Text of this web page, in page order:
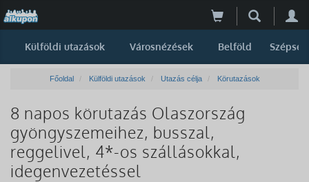
Külföldi utazások Városnézések Belföld Szépség
Főoldal Külföldi utazások Utazás célja Körutazások
8 napos körutazás Olaszország
gyöngyszemeihez, busszal,
reggelivel, 4*-os szállásokkal,
idegenvezetéssel